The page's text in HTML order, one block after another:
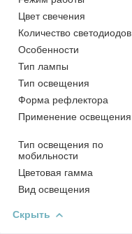
Цвет свечения
Количество светодиодов
Особенности
Тип лампы
Тип освещения
Форма рефлектора
Применение освещения
Тип освещения по
мобильности
Цветовая гамма
Вид освещения
Скрыть